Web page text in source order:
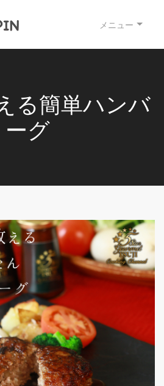
メニュー
る簡単ハンバ
ーグ